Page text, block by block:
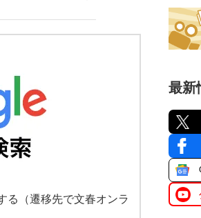
る
（遷移先で文春オンラ
最新